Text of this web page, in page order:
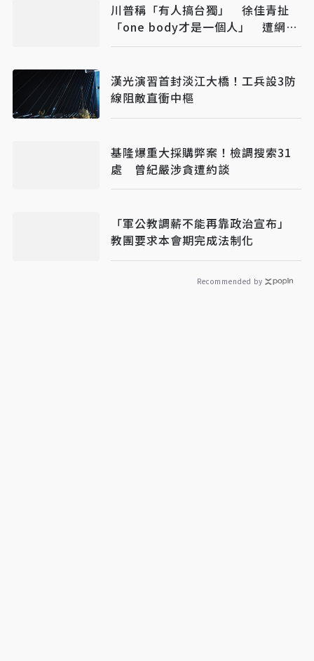
川普稱「有人搞台獨」 徐佳青扯
「one body才是一個人」 遭網
批：硬拗
漢光演習首封淡江大橋！工兵設3防
線阻敵直衝中樞
基隆爆重大採購弊案！檢調搜索31
處 曾紀嚴涉貪遭約談
「軍公教調薪不能再靠政治宣布」
教團要求本會期完成法制化
Recommended by